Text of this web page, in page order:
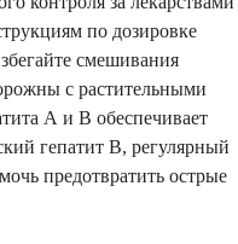
по дозировке
смешивания
с растительными
А и В обеспечивает
гепатит В, регулярный
предотвратить острые